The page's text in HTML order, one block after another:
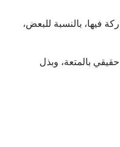
فيها، بالنسبة للبعض،
بالمتعة، وبذل